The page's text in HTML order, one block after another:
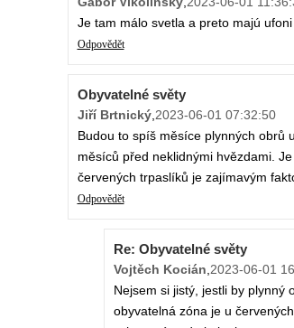
Je tam málo svetla a preto majú
Odpovědět
Obyvatelné světy
Jiří Brtnický,2023-06-01 07:32:50
Budou to spíš měsíce plynných obrů
měsíců před neklidnými hvězdami.
červených trpaslíků je zajímavým
Odpovědět
Re: Obyvatelné světy
Vojtěch Kocián,2023-06-01
Nejsem si jistý, jestli by plynný
obyvatelná zóna je u